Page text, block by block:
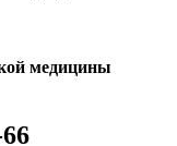
медицины